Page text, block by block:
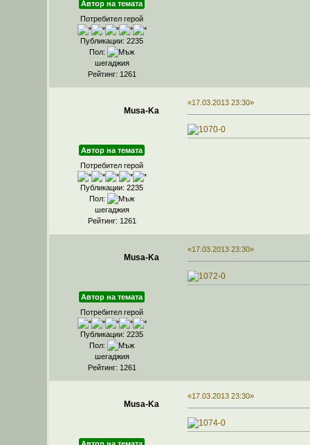
Автор на темата
Потребител герой
Публикации: 2235
Пол:
шегаджия
Рейтинг: 1261
Musa-Ka
Автор на темата
Потребител герой
Публикации: 2235
Пол:
шегаджия
Рейтинг: 1261
«17.03.2013 23:30»
Musa-Ka
Автор на темата
Потребител герой
Публикации: 2235
Пол:
шегаджия
Рейтинг: 1261
«17.03.2013 23:30»
Musa-Ka
«17.03.2013 23:30»